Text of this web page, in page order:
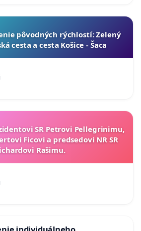
pôvodných rýchlostí: Zelený
cesta a cesta Košice - Šaca
SR Petrovi Pellegrinimu,
Ficovi a predsedovi NR SR
Rašimu.